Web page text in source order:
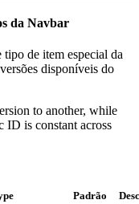
da Navbar
tipo de item especial da
disponíveis do
to another, while
ID is constant across
Padrão